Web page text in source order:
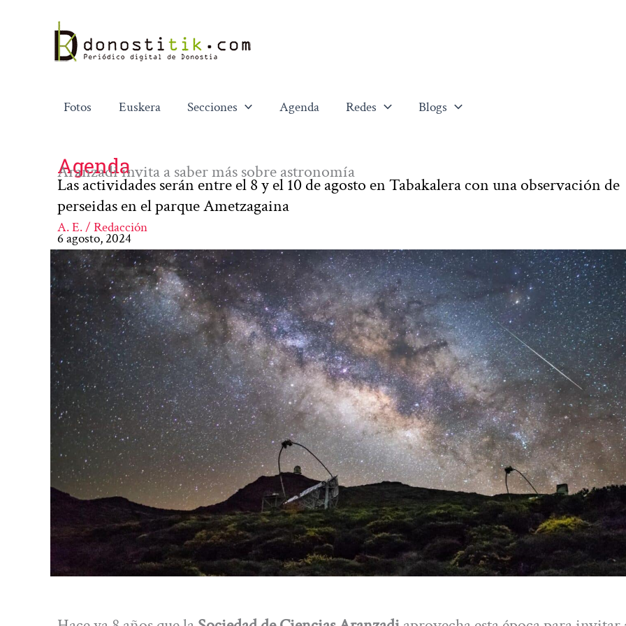
contenido
Fotos Euskera Secciones Agenda Redes Blogs
Agenda
Aranzadi invita a saber más sobre astronomía
Las actividades serán entre el 8 y el 10 de agosto en Tabakalera con una observación de
perseidas en el parque Ametzagaina
A. E. / Redacción
6 agosto, 2024